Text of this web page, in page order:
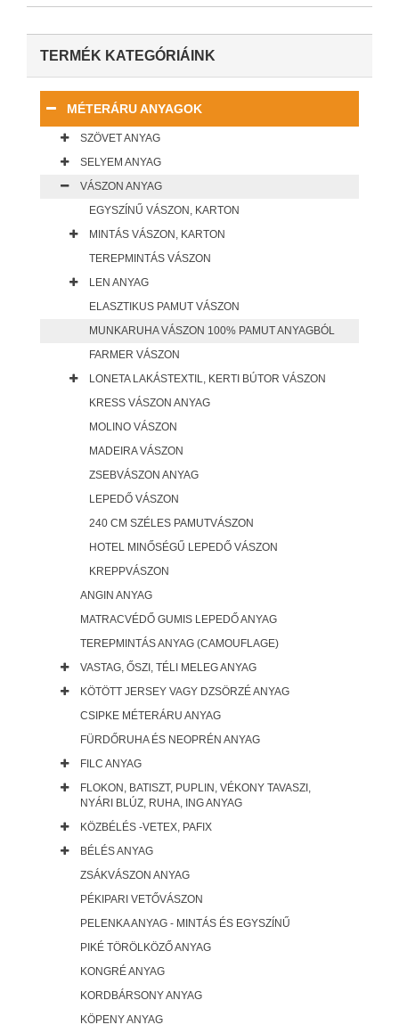
TERMÉK KATEGÓRIÁINK
MÉTERÁRU ANYAGOK
SZÖVET ANYAG
SELYEM ANYAG
VÁSZON ANYAG
EGYSZÍNŰ VÁSZON, KARTON
MINTÁS VÁSZON, KARTON
TEREPMINTÁS VÁSZON
LEN ANYAG
ELASZTIKUS PAMUT VÁSZON
MUNKARUHA VÁSZON 100% PAMUT ANYAGBÓL
FARMER VÁSZON
LONETA LAKÁSTEXTIL, KERTI BÚTOR VÁSZON
KRESS VÁSZON ANYAG
MOLINO VÁSZON
MADEIRA VÁSZON
ZSEBVÁSZON ANYAG
LEPEDŐ VÁSZON
240 CM SZÉLES PAMUTVÁSZON
HOTEL MINŐSÉGŰ LEPEDŐ VÁSZON
KREPPVÁSZON
ANGIN ANYAG
MATRACVÉDŐ GUMIS LEPEDŐ ANYAG
TEREPMINTÁS ANYAG (CAMOUFLAGE)
VASTAG, ŐSZI, TÉLI MELEG ANYAG
KÖTÖTT JERSEY VAGY DZSÖRZÉ ANYAG
CSIPKE MÉTERÁRU ANYAG
FÜRDŐRUHA ÉS NEOPRÉN ANYAG
FILC ANYAG
FLOKON, BATISZT, PUPLIN, VÉKONY TAVASZI,
NYÁRI BLÚZ, RUHA, ING ANYAG
KÖZBÉLÉS -VETEX, PAFIX
BÉLÉS ANYAG
ZSÁKVÁSZON ANYAG
PÉKIPARI VETŐVÁSZON
PELENKA ANYAG - MINTÁS ÉS EGYSZÍNŰ
PIKÉ TÖRÖLKÖZŐ ANYAG
KONGRÉ ANYAG
KORDBÁRSONY ANYAG
KÖPENY ANYAG